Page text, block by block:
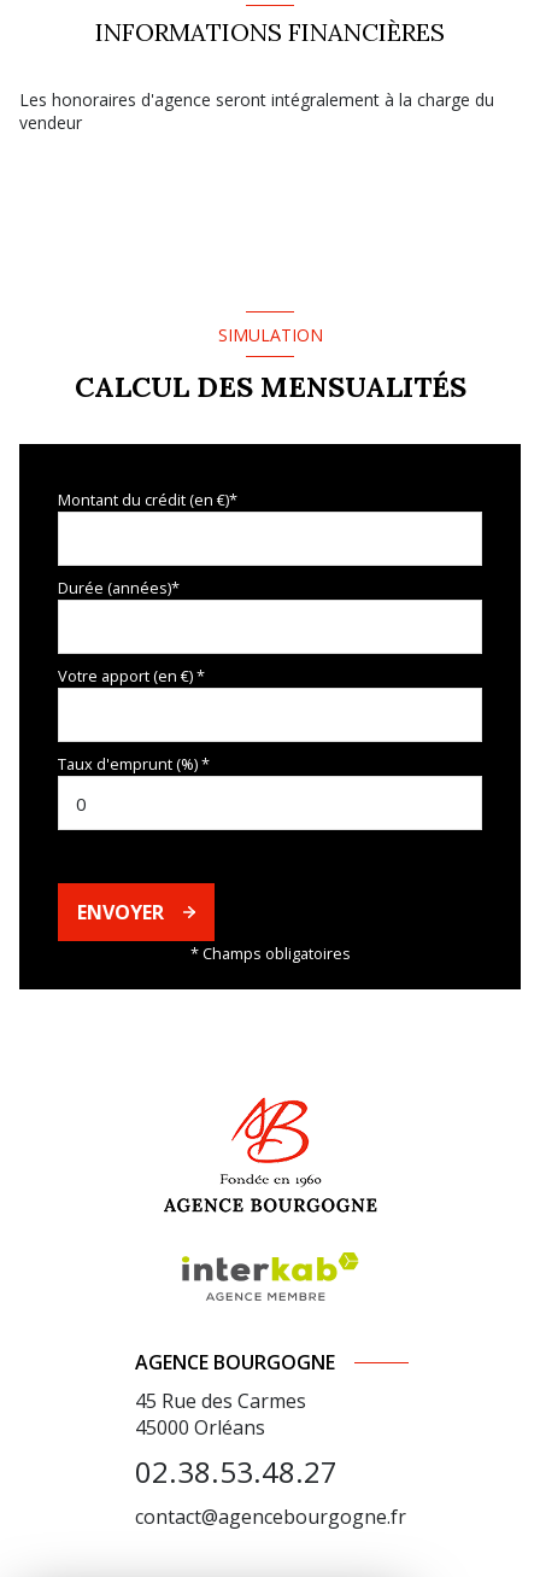
INFORMATIONS FINANCIÈRES
Les honoraires d'agence seront intégralement à la charge du
vendeur
SIMULATION
CALCUL DES MENSUALITÉS
Montant du crédit (en €)*
Durée (années)*
Votre apport (en €) *
Taux d'emprunt (%) *
ENVOYER
* Champs obligatoires
AGENCE BOURGOGNE
45 Rue des Carmes
45000 Orléans
02.38.53.48.27
contact@agencebourgogne.fr